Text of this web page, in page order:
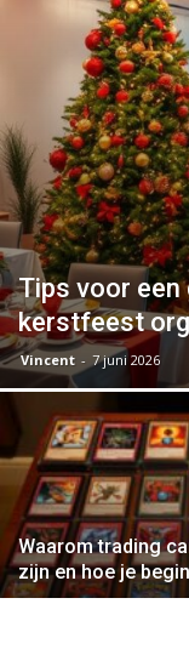
Tips voor een
kerstfeest
Vincent - 7 juni 2026
Waarom trading
zijn en hoe je